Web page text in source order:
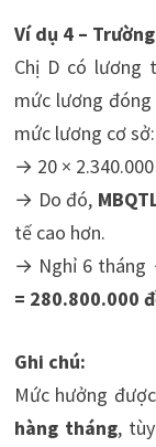
Ví dụ 4 –
Chị D có lương
mức lương
mức lương cơ sở:
→ 20 ×
→ Do đó,
tế cao hơn.
→ Nghỉ 6
= 280.800.000
Ghi chú:
Mức hưởng
hàng tháng,